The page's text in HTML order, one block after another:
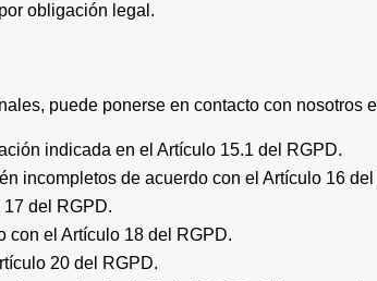
obligación legal.
puede ponerse en contacto con nosotros
indicada en el Artículo 15.1 del RGPD.
incompletos de acuerdo con el Artículo 16
del RGPD.
con el Artículo 18 del RGPD.
20 del RGPD.